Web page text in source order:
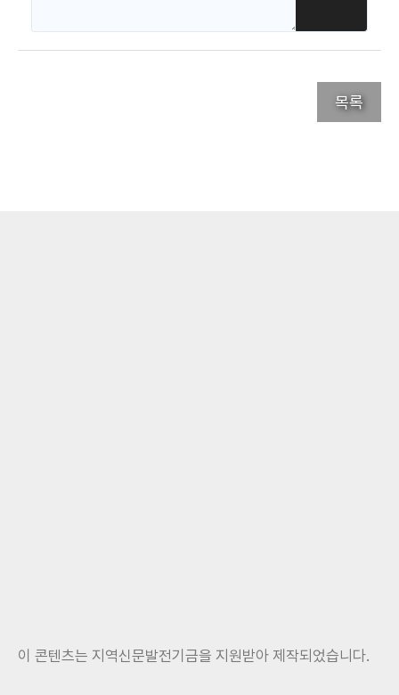
목록
이 콘텐츠는 지역신문발전기금을 지원받아 제작되었습니다.